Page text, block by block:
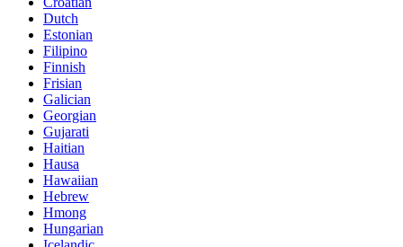
Dutch
Estonian
Filipino
Finnish
Frisian
Galician
Georgian
Gujarati
Haitian
Hausa
Hawaiian
Hebrew
Hmong
Hungarian